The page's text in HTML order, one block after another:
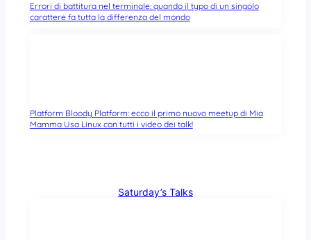
Errori di battitura nel terminale: quando il typo di un singolo
carattere fa tutta la differenza del mondo
Platform Bloody Platform: ecco il primo nuovo meetup di Mia
Mamma Usa Linux con tutti i video dei talk!
Saturday’s Talks